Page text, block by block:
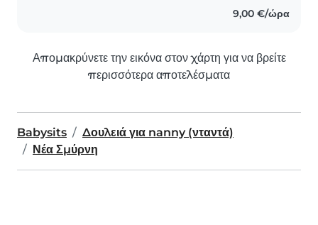
9,00 €/ώρα
Απομακρύνετε την εικόνα στον χάρτη για να βρείτε
περισσότερα αποτελέσματα
Babysits
Δουλειά για nanny (νταντά)
Νέα Σμύρνη